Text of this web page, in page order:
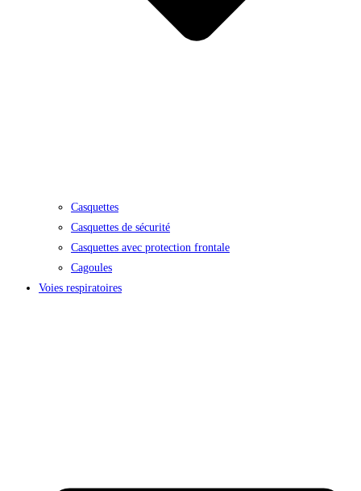
Casquettes
Casquettes de sécurité
Casquettes avec protection frontale
Cagoules
Voies respiratoires